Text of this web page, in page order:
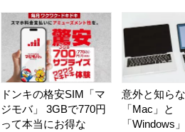
ドンキの格安SIM「マ
ジモバ」 3GBで770円
って本当にお得な
意外と知ら
「Mac」と
「Windows